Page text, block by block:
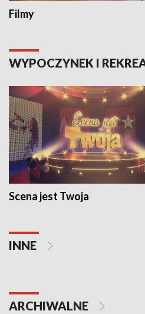
Filmy
WYPOCZYNEK I
Scena jest Twoja
INNE
ARCHIWALNE